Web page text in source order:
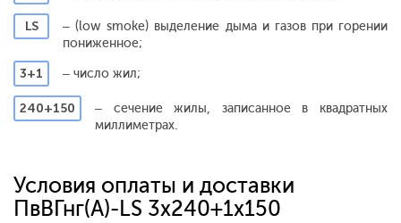
LS
– (low smoke) выделение дыма и газов при горении
пониженное;
3+1
– число жил;
240+150
– сечение жилы, записанное в квадратных
миллиметрах.
Условия оплаты и доставки
ПвВГнг(A)-LS 3x240+1x150